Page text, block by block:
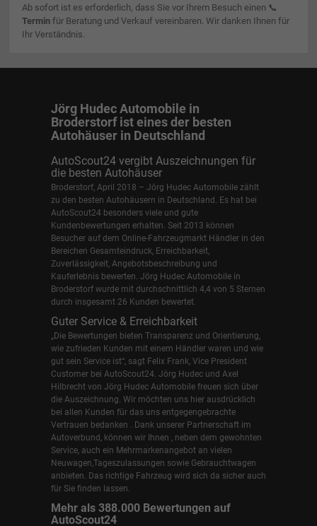
Ab sofort ist es erforderlich, dass Sie vor Ihrem Besuch einen 📞
Terminfür Beratung und Verkauf vereinbaren. Wir danken Ihnen für
Ihr Verständnis.
Jörg Hudec Automobile in
Broderstorf ist eines der besten
Autohäuser in Deutschland
AutoScout24 vergibt Auszeichnungen für
die besten Autohäuser
Broderstorf, April 2018 – Jörg Hudec Automobile zählt
zu den besten Autohäusern in Deutschland. Es hat bei
AutoScout24 besonders viele und gute
Kundenbewertungen erhalten. Seit 2013 können
Besucher auf dem Online-Fahrzeugmarkt Händler in den
Bereichen Gesamteindruck, Erreichbarkeit,
Zuverlässigkeit, Angebotsbeschreibung und
Kauferlebnis bewerten. Jörg Hudec Automobile in
Broderstorf wurde mit durchschnittlich 4,4 von 5 Sternen
durch insgesamt 26 Kunden bewertet.
Guter Service & Erreichbarkeit
„Die Bewertungen bieten Transparenz und Orientierung,
wie zufrieden Kunden mit einem Händler waren und wie
gut sein Service ist“, sagt Felix Frank, Vice President
Customer bei AutoScout24. Jörg Hudec und Axel
Hilbrecht von Jörg Hudec Automobile freuen sich über
die Auszeichnung. Wir möchten uns hier ausdrücklich
bei allen Kunden für das uns entgegengebrachte
Vertrauen bedanken . Dank unserer Partnerschaft im
Autoverbund, können wir Ihnen , neben dem gewohnten
Service, auch ein Mehrmarkenangebot an vielen
Neuwagen,Tageszulassungen sowie Gebrauchtwagen
anbieten. Das richtige Fahrzeug wird sich da sicher auch
für Sie finden lassen.
Mehr als 388.000 Bewertungen auf
AutoScout24